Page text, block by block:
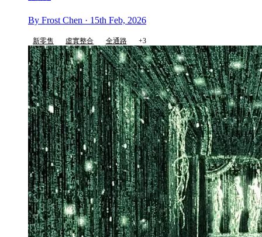
By Frost Chen · 15th Feb, 2026
新零售 虛實整合 全通路 +3